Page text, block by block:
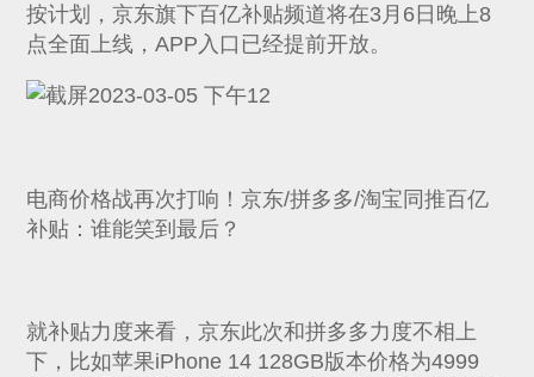
按计划，京东旗下百亿补贴频道将在3月6日晚上8
点全面上线，APP入口已经提前开放。
电商价格战再次打响！京东/拼多多/淘宝同推百亿
补贴：谁能笑到最后？
就补贴力度来看，京东此次和拼多多力度不相上
下，比如苹果iPhone 14 128GB版本价格为4999